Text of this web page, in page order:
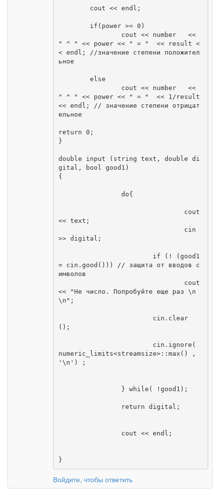
" ^ " << power << " = "  << result <
< endl; //значение степени положител
ьное
" ^ " << power << " = "  << 1/result
<< endl; // значение степени отрицат
ельное
return 0;
}
double input (string text, double di
gital, bool good1)
{
<< text;
>> digital;
= cin.good())) // защита от вводов с
имволов
<< "Не число. Попробуйте еще раз \n
\n";
();
numeric_limits<streamsize>::max() ,
'\n') ;
}
Войдите, чтобы ответить